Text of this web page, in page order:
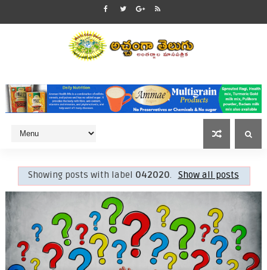
Showing posts with label 042020. Show all posts